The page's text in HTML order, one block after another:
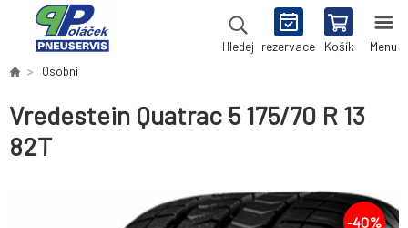
Hledej rezervace Košík Menu
Osobní
Vredestein Quatrac 5 175/70 R 13
82T
-40%